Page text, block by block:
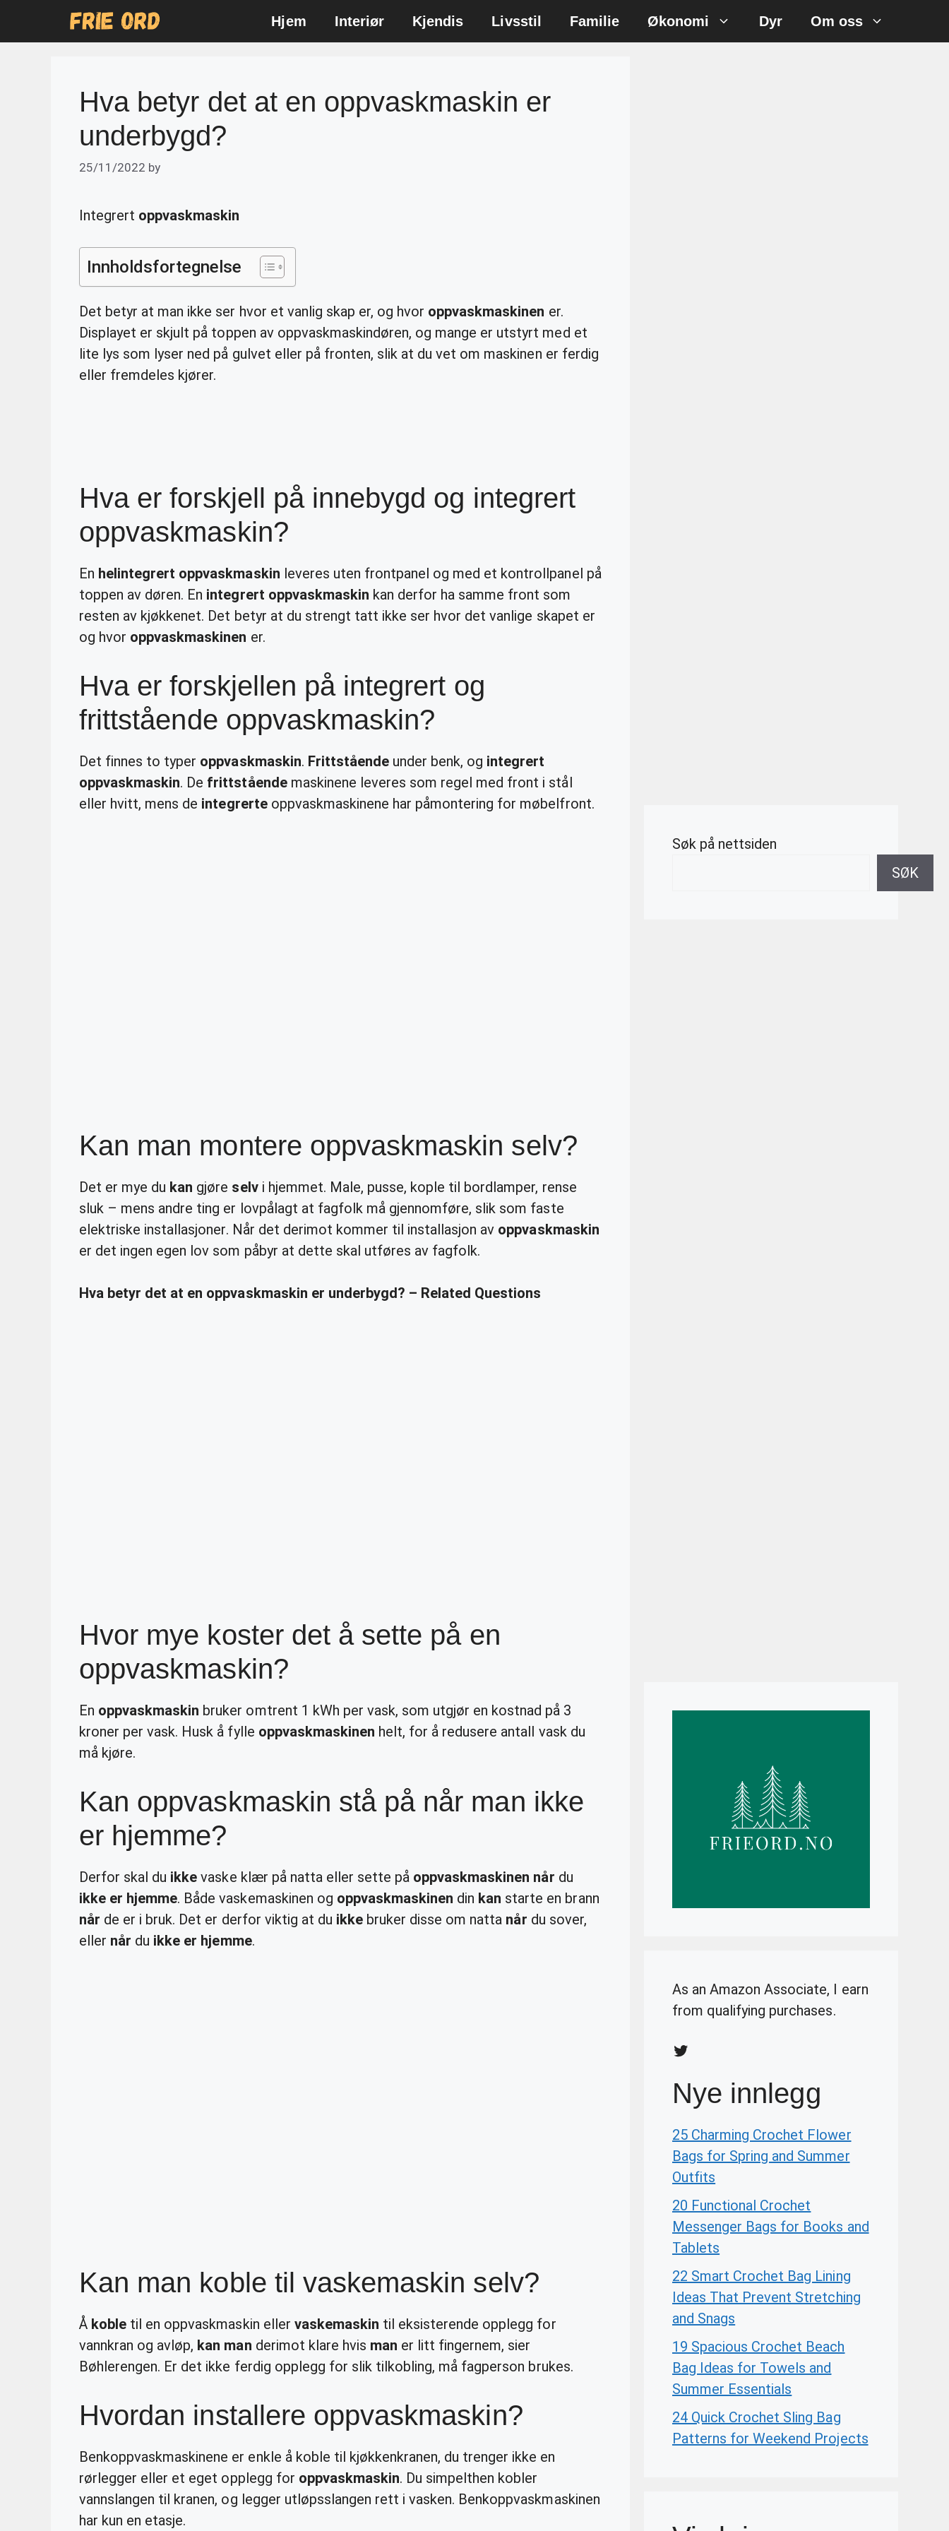
Hjem Interiør Kjendis Livsstil Familie Økonomi Dyr Om oss
Hva betyr det at en oppvaskmaskin er
underbygd?
25/11/2022 by
Integrert oppvaskmaskin
Innholdsfortegnelse
Det betyr at man ikke ser hvor et vanlig skap er, og hvor oppvaskmaskinen er.
Displayet er skjult på toppen av oppvaskmaskindøren, og mange er utstyrt med et
lite lys som lyser ned på gulvet eller på fronten, slik at du vet om maskinen er ferdig
eller fremdeles kjører.
Hva er forskjell på innebygd og integrert
oppvaskmaskin?
En helintegrert oppvaskmaskin leveres uten frontpanel og med et kontrollpanel på
toppen av døren. En integrert oppvaskmaskin kan derfor ha samme front som
resten av kjøkkenet. Det betyr at du strengt tatt ikke ser hvor det vanlige skapet er
og hvor oppvaskmaskinen er.
Hva er forskjellen på integrert og
frittstående oppvaskmaskin?
Det finnes to typer oppvaskmaskin. Frittståendeunder benk, og integrert
oppvaskmaskin. De frittståendemaskinene leveres som regel med front i stål
eller hvitt, mens de integrerteoppvaskmaskinene har påmontering for møbelfront.
Kan man montere oppvaskmaskin selv?
Det er mye du kan gjøre selvi hjemmet. Male, pusse, kople til bordlamper, rense
sluk – mens andre ting er lovpålagt at fagfolk må gjennomføre, slik som faste
elektriske installasjoner. Når det derimot kommer til installasjon av oppvaskmaskin
er det ingen egen lov som påbyr at dette skal utføres av fagfolk.
Hva betyr det at en oppvaskmaskin er underbygd? – Related Questions
Hvor mye koster det å sette på en
oppvaskmaskin?
En oppvaskmaskin bruker omtrent 1 kWh per vask, som utgjør en kostnad på 3
kroner per vask. Husk å fylle oppvaskmaskinen helt, for å redusere antall vask du
må kjøre.
Kan oppvaskmaskin stå på når man ikke
er hjemme?
Derfor skal du ikke vaske klær på natta eller sette på oppvaskmaskinen når du
ikke er hjemme. Både vaskemaskinen og oppvaskmaskinen din kan starte en brann
når de er i bruk. Det er derfor viktig at du ikke bruker disse om natta når du sover,
eller når du ikke er hjemme.
Kan man koble til vaskemaskin selv?
Å koble til en oppvaskmaskin eller vaskemaskin til eksisterende opplegg for
vannkran og avløp, kan man derimot klare hvis man er litt fingernem, sier
Bøhlerengen. Er det ikke ferdig opplegg for slik tilkobling, må fagperson brukes.
Hvordan installere oppvaskmaskin?
Benkoppvaskmaskinene er enkle å koble til kjøkkenkranen, du trenger ikke en
rørlegger eller et eget opplegg for oppvaskmaskin. Du simpelthen kobler
vannslangen til kranen, og legger utløpsslangen rett i vasken. Benkoppvaskmaskinen
har kun en etasje.
Søk på nettsiden
SØK
As an Amazon Associate, I earn
from qualifying purchases.
Twitter
Nye innlegg
25 Charming Crochet Flower
Bags for Spring and Summer
Outfits
20 Functional Crochet
Messenger Bags for Books and
Tablets
22 Smart Crochet Bag Lining
Ideas That Prevent Stretching
and Snags
19 Spacious Crochet Beach
Bag Ideas for Towels and
Summer Essentials
24 Quick Crochet Sling Bag
Patterns for Weekend Projects